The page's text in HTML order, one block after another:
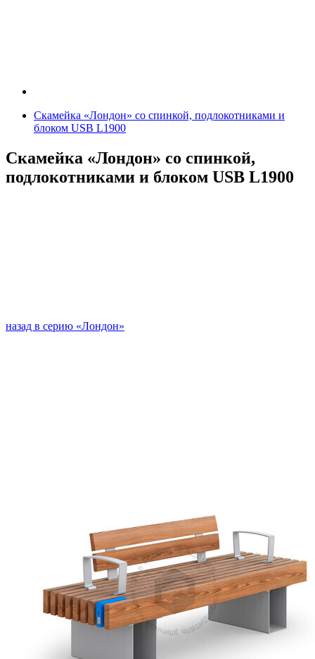
Скамейка «Лондон» со спинкой, подлокотниками и
блоком USB L1900
Скамейка «Лондон» со спинкой,
подлокотниками и блоком USB L1900
назад в серию «Лондон»